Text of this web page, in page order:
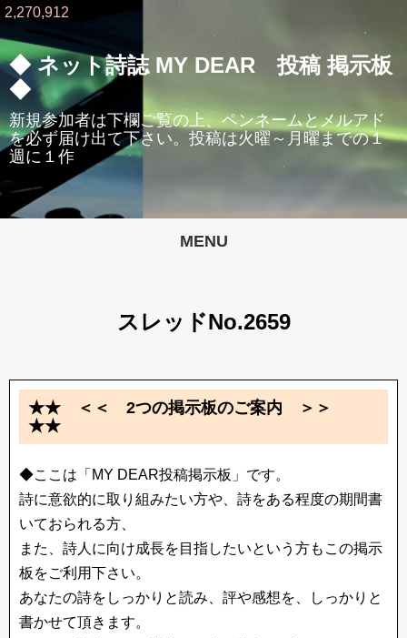
◆ ネット詩誌 MY DEAR 投稿 掲示板
◆
新規参加者は下欄ご覧の上、ペンネームとメルアド
を必ず届け出て下さい。投稿は火曜～月曜までの１
週に１作
MENU
2,270,912
スレッドNo.2659
★★ ＜＜ 2つの掲示板のご案内 ＞＞
★★
◆ここは「MY DEAR投稿掲示板」です。
詩に意欲的に取り組みたい方や、詩をある程度の期間書
いておられる方、
また、詩人に向け成長を目指したいという方もこの掲示
板をご利用下さい。
あなたの詩をしっかりと読み、評や感想を、しっかりと
書かせて頂きます。